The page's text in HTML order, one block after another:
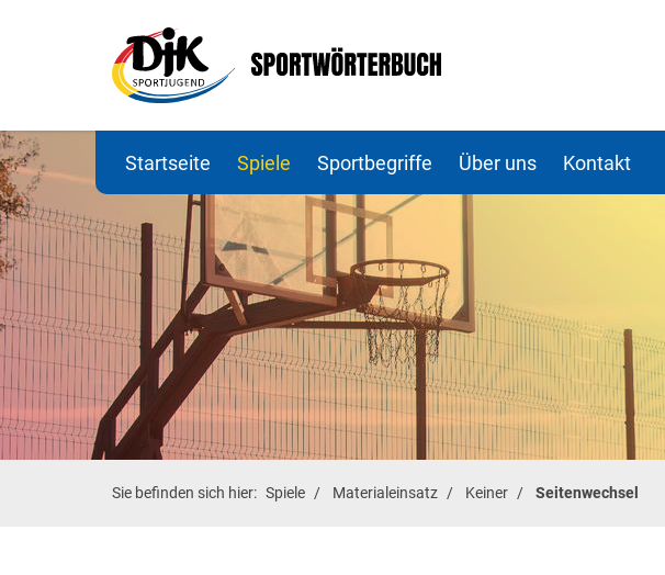
Startseite Spiele Sportbegriffe Über uns Kontakt
Sie befinden sich hier: Spiele Materialeinsatz Keiner Seitenwechsel